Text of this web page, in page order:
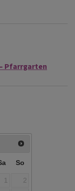
Pfarrgarten
So
1
2